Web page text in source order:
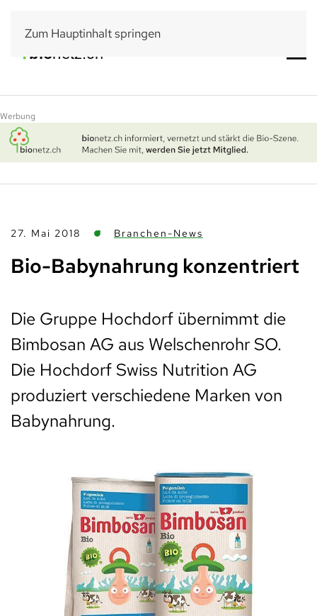
Zum Hauptinhalt springen
Werbung
27. Mai 2018 Branchen-News
Bio-Babynahrung konzentriert
Die Gruppe Hochdorf übernimmt die
Bimbosan AG aus Welschenrohr SO.
Die Hochdorf Swiss Nutrition AG
produziert verschiedene Marken von
Babynahrung.